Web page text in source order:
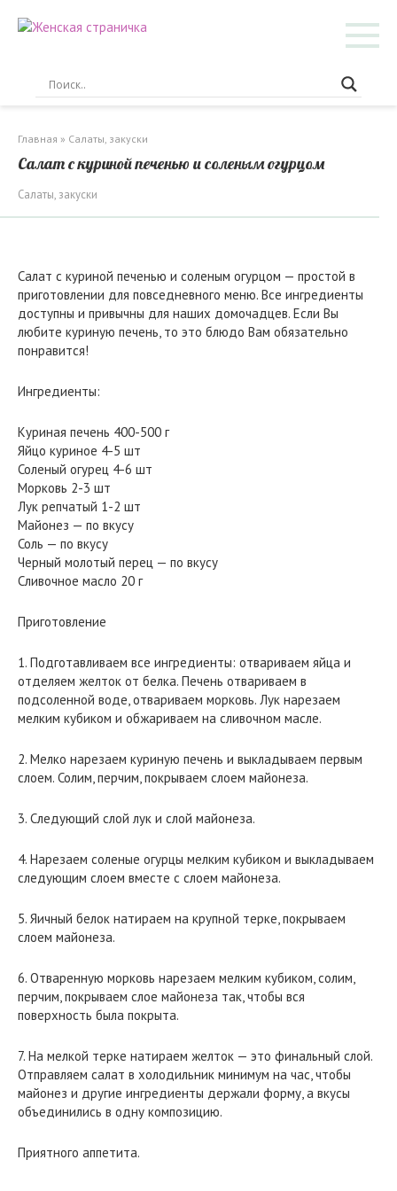
Главная » Салаты, закуски
Салат с куриной печенью и соленым огурцом
Салаты, закуски
Салат с куриной печенью и соленым огурцом — простой в
приготовлении для повседневного меню. Все ингредиенты
доступны и привычны для наших домочадцев. Если Вы
любите куриную печень, то это блюдо Вам обязательно
понравится!
Ингредиенты:
Куриная печень 400-500 г
Яйцо куриное 4-5 шт
Соленый огурец 4-6 шт
Морковь 2-3 шт
Лук репчатый 1-2 шт
Майонез — по вкусу
Соль — по вкусу
Черный молотый перец — по вкусу
Сливочное масло 20 г
Приготовление
1. Подготавливаем все ингредиенты: отвариваем яйца и
отделяем желток от белка. Печень отвариваем в
подсоленной воде, отвариваем морковь. Лук нарезаем
мелким кубиком и обжариваем на сливочном масле.
2. Мелко нарезаем куриную печень и выкладываем первым
слоем. Солим, перчим, покрываем слоем майонеза.
3. Следующий слой лук и слой майонеза.
4. Нарезаем соленые огурцы мелким кубиком и выкладываем
следующим слоем вместе с слоем майонеза.
5. Яичный белок натираем на крупной терке, покрываем
слоем майонеза.
6. Отваренную морковь нарезаем мелким кубиком, солим,
перчим, покрываем слое майонеза так, чтобы вся
поверхность была покрыта.
7. На мелкой терке натираем желток — это финальный слой.
Отправляем салат в холодильник минимум на час, чтобы
майонез и другие ингредиенты держали форму, а вкусы
объединились в одну композицию.
Приятного аппетита.